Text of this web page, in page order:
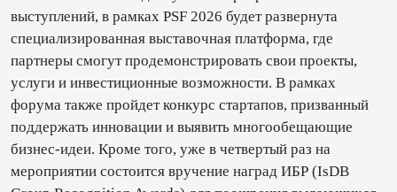
выступлений, в рамках PSF 2026 будет развернута
специализированная выставочная платформа, где
партнеры смогут продемонстрировать свои проекты,
услуги и инвестиционные возможности. В рамках
форума также пройдет конкурс стартапов, призванный
поддержать инновации и выявить многообещающие
бизнес-идеи. Кроме того, уже в четвертый раз на
мероприятии состоится вручение наград ИБР (IsDB